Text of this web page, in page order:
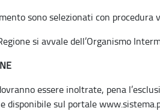
sono selezionati con procedura
si avvale dell’Organismo
essere inoltrate, pena
disponibile sul portale